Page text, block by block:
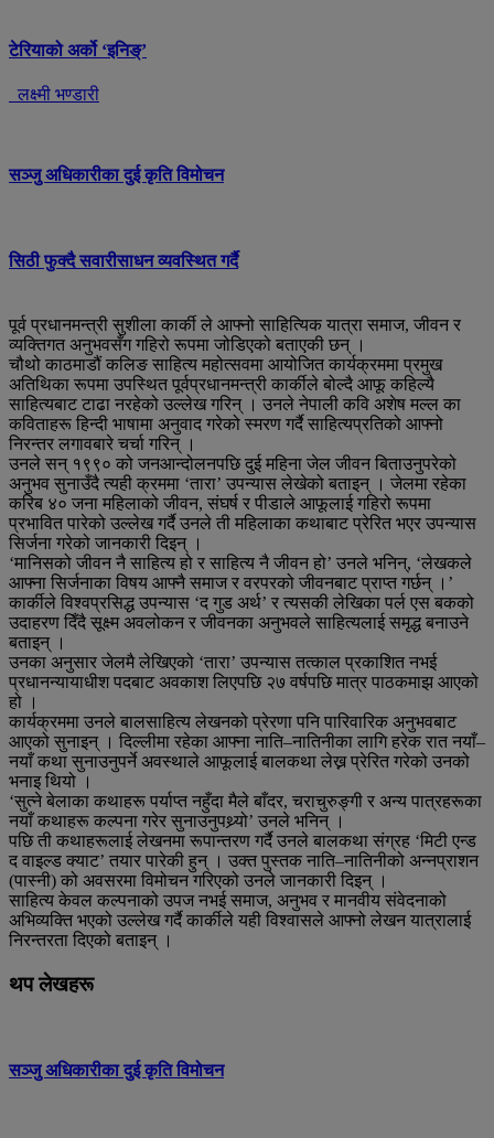
टेरियाको अर्को ‘इनिङ्’
लक्ष्मी भण्डारी
सञ्जु अधिकारीका दुई कृति विमोचन
सिठी फुक्दै सवारीसाधन व्यवस्थित गर्दै
पूर्व प्रधानमन्त्री सुशीला कार्की ले आफ्नो साहित्यिक यात्रा समाज, जीवन र
व्यक्तिगत अनुभवसँग गहिरो रूपमा जोडिएको बताएकी छन् ।
चौथो काठमाडौं कलिङ साहित्य महोत्सवमा आयोजित कार्यक्रममा प्रमुख
अतिथिका रूपमा उपस्थित पूर्वप्रधानमन्त्री कार्कीले बोल्दै आफू कहिल्यै
साहित्यबाट टाढा नरहेको उल्लेख गरिन् । उनले नेपाली कवि अशेष मल्ल का
कविताहरू हिन्दी भाषामा अनुवाद गरेको स्मरण गर्दै साहित्यप्रतिको आफ्नो
निरन्तर लगावबारे चर्चा गरिन् ।
उनले सन् १९९० को जनआन्दोलनपछि दुई महिना जेल जीवन बिताउनुपरेको
अनुभव सुनाउँदै त्यही क्रममा ‘तारा’ उपन्यास लेखेको बताइन् । जेलमा रहेका
करिब ४० जना महिलाको जीवन, संघर्ष र पीडाले आफूलाई गहिरो रूपमा
प्रभावित पारेको उल्लेख गर्दै उनले ती महिलाका कथाबाट प्रेरित भएर उपन्यास
सिर्जना गरेको जानकारी दिइन् ।
‘मानिसको जीवन नै साहित्य हो र साहित्य नै जीवन हो’ उनले भनिन्, ‘लेखकले
आफ्ना सिर्जनाका विषय आफ्नै समाज र वरपरको जीवनबाट प्राप्त गर्छन् ।’
कार्कीले विश्वप्रसिद्ध उपन्यास ‘द गुड अर्थ’ र त्यसकी लेखिका पर्ल एस बकको
उदाहरण दिँदै सूक्ष्म अवलोकन र जीवनका अनुभवले साहित्यलाई समृद्ध बनाउने
बताइन् ।
उनका अनुसार जेलमै लेखिएको ‘तारा’ उपन्यास तत्काल प्रकाशित नभई
प्रधानन्यायाधीश पदबाट अवकाश लिएपछि २७ वर्षपछि मात्र पाठकमाझ आएको
हो ।
कार्यक्रममा उनले बालसाहित्य लेखनको प्रेरणा पनि पारिवारिक अनुभवबाट
आएको सुनाइन् । दिल्लीमा रहेका आफ्ना नाति–नातिनीका लागि हरेक रात नयाँ–
नयाँ कथा सुनाउनुपर्ने अवस्थाले आफूलाई बालकथा लेख्न प्रेरित गरेको उनको
भनाइ थियो ।
‘सुत्ने बेलाका कथाहरू पर्याप्त नहुँदा मैले बाँदर, चराचुरुङ्गी र अन्य पात्रहरूका
नयाँ कथाहरू कल्पना गरेर सुनाउनुपथ्र्यो’ उनले भनिन् ।
पछि ती कथाहरूलाई लेखनमा रूपान्तरण गर्दै उनले बालकथा संग्रह ‘मिटी एन्ड
द वाइल्ड क्याट’ तयार पारेकी हुन् । उक्त पुस्तक नाति–नातिनीको अन्नप्राशन
(पास्नी) को अवसरमा विमोचन गरिएको उनले जानकारी दिइन् ।
साहित्य केवल कल्पनाको उपज नभई समाज, अनुभव र मानवीय संवेदनाको
अभिव्यक्ति भएको उल्लेख गर्दै कार्कीले यही विश्वासले आफ्नो लेखन यात्रालाई
निरन्तरता दिएको बताइन् ।
थप लेखहरू
सञ्जु अधिकारीका दुई कृति विमोचन